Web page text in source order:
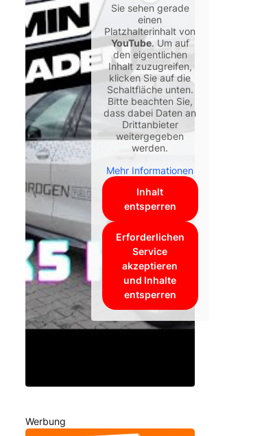
Sie sehen gerade
einen
Platzhalterinhalt von
YouTube. Um auf
den eigentlichen
Inhalt zuzugreifen,
klicken Sie auf die
Schaltfläche unten.
Bitte beachten Sie,
dass dabei Daten an
Drittanbieter
weitergegeben
werden.
Mehr Informationen
Inhalt
entsperren
Erforderlichen
Service
akzeptieren
und Inhalte
entsperren
Werbung